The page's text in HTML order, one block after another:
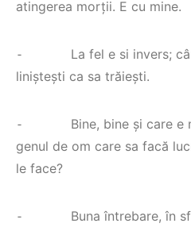
atingerea morții. E cu mine.
⁃ La fel e si invers;
liniștești ca sa trăiești.
⁃ Bine, bine și care e
genul de om care sa facă
le face?
⁃ Buna întrebare, în